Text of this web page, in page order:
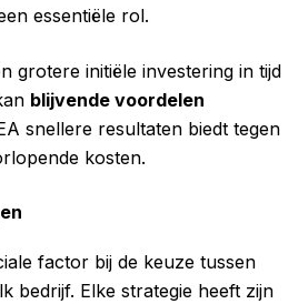
essentiële rol.
grotere initiële investering in tijd
blijvende voordelen
snellere resultaten biedt tegen
kosten.
factor bij de keuze tussen
bedrijf. Elke strategie heeft zijn